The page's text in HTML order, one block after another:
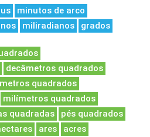
minutos de arco
miliradianos grados
decâmetros quadrados
quadrados
milímetros quadrados
quadradas
pés quadrados
ares acres